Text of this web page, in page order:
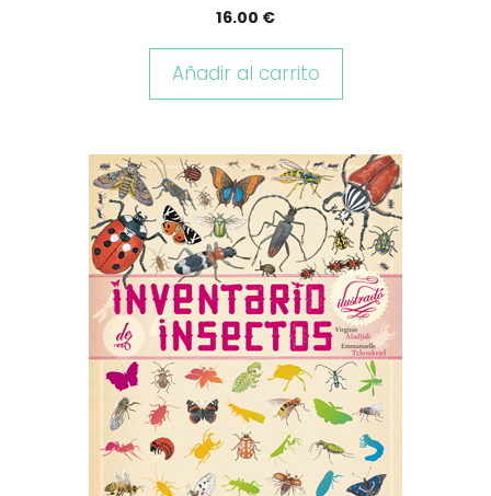
16.00 €
Añadir al carrito